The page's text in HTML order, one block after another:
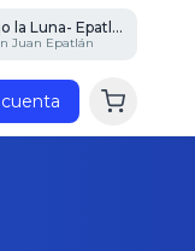
la Luna- Epatl...
Juan Epatlán